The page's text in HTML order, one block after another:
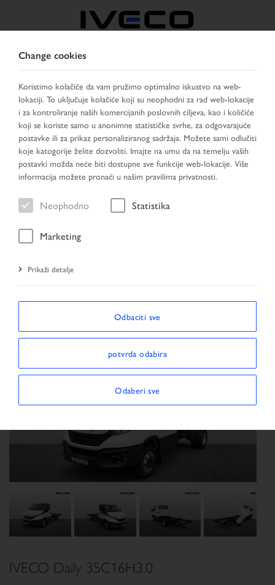
IZABERITE ZEMLJU PROMIJENI JEZIK
Toggle
navigation
MENU
Vozilo
Početna stranica
IVECO Daily 35C16H3.0
Change cookies
Koristimo kolačiće da vam pružimo optimalno iskustvo na web-
lokaciji. To uključuje kolačiće koji su neophodni za rad web-lokacije
i za kontroliranje naših komercijanih poslovnih ciljeva, kao i količiće
koji se koriste samo u anonimne statističke svrhe, za odgovarajuće
postavke ili za prikaz personaliziranog sadržaja. Možete sami odlučiti
koje katogorije želite dozvoliti. Imajte na umu da na temelju vaših
postavki možda neće biti dostupne sve funkcije web-lokacije. Više
informacija možete pronaći u našim pravilima privatnosti.
Neophodno Statistika
Marketing
Prikaži detalje
Odbaciti sve
potvrda odabira
Odaberi sve